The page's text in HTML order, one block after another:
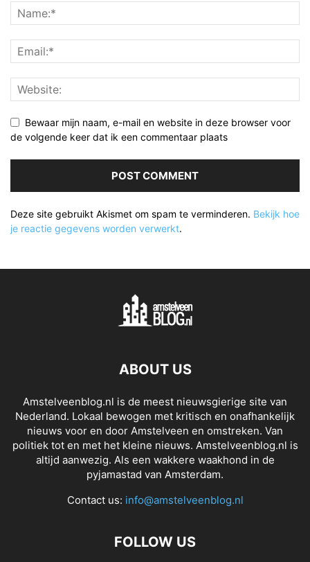
Bewaar mijn naam, e-mail en website in deze browser voor
de volgende keer dat ik een commentaar plaats
Deze site gebruikt Akismet om spam te verminderen. Bekijk hoe
je reactie gegevens worden verwerkt.
ABOUT US
Amstelveenblog.nl is de meest nieuwsgierige site van
Nederland. Lokaal bewogen met kritisch en onafhankelijk
nieuws voor en door Amstelveen en omstreken. Van
politiek tot en met het kleine nieuws. Amstelveenblog.nl is
altijd aanwezig. Als een wakkere waakhond in de
pyjamastad van Amsterdam.
Contact us: info@amstelveenblog.nl
FOLLOW US